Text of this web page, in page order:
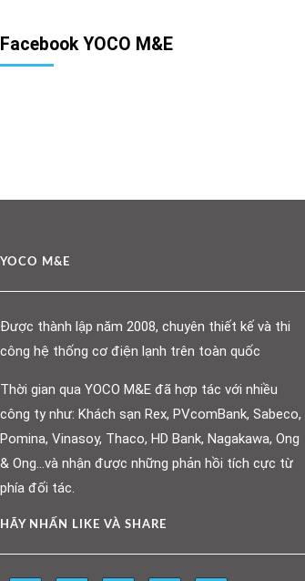
Facebook YOCO M&E
YOCO M&E
Được thành lập năm 2008, chuyên thiết kế và thi
công hệ thống cơ điện lạnh trên toàn quốc
Thời gian qua YOCO M&E đã hợp tác với nhiều
công ty như: Khách sạn Rex, PVcomBank, Sabeco,
Pomina, Vinasoy, Thaco, HD Bank, Nagakawa, Ong
& Ong…và nhận được những phản hồi tích cực từ
phía đối tác.
HÃY NHẤN LIKE VÀ SHARE